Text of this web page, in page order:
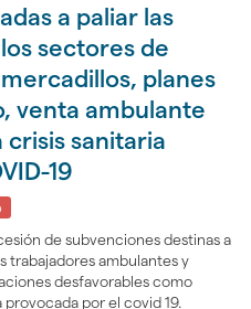
a paliar las
sectores de
planes
venta ambulante
sanitaria
19
de subvenciones destinas a
trabajadores ambulantes y
desfavorables como
por el covid 19.